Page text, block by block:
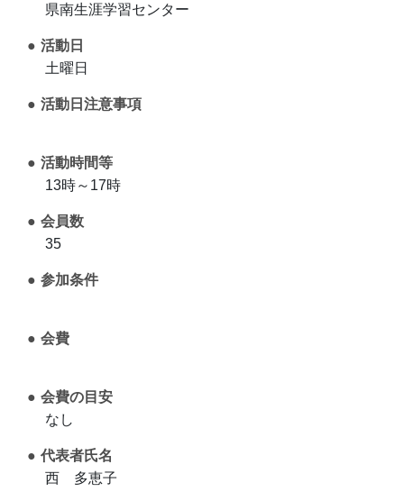
県南生涯学習センター
活動日
土曜日
活動日注意事項
活動時間等
13時～17時
会員数
35
参加条件
会費
会費の目安
なし
代表者氏名
西 多恵子